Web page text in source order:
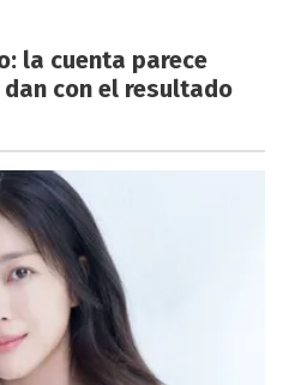
la cuenta parece
con el resultado